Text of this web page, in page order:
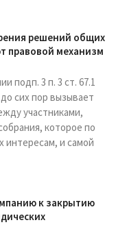
решений общих
правовой механизм
подп. 3 п. 3 ст. 67.1
сих пор вызывает
участниками,
которое по
интересам, и самой
к закрытию